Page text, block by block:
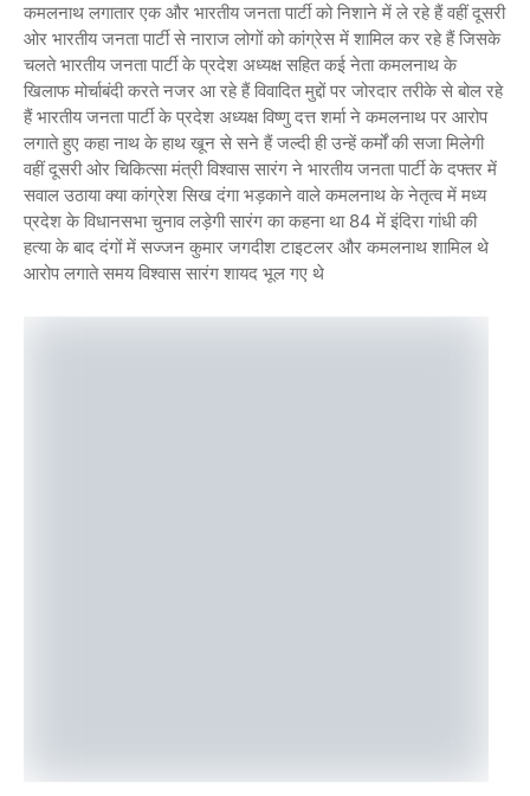
कमलनाथ लगातार एक और भारतीय जनता पार्टी को निशाने में ले रहे हैं वहीं दूसरी
ओर भारतीय जनता पार्टी से नाराज लोगों को कांग्रेस में शामिल कर रहे हैं जिसके
चलते भारतीय जनता पार्टी के प्रदेश अध्यक्ष सहित कई नेता कमलनाथ के
खिलाफ मोर्चाबंदी करते नजर आ रहे हैं विवादित मुद्दों पर जोरदार तरीके से बोल रहे
हैं भारतीय जनता पार्टी के प्रदेश अध्यक्ष विष्णु दत्त शर्मा ने कमलनाथ पर आरोप
लगाते हुए कहा नाथ के हाथ खून से सने हैं जल्दी ही उन्हें कर्मों की सजा मिलेगी
वहीं दूसरी ओर चिकित्सा मंत्री विश्वास सारंग ने भारतीय जनता पार्टी के दफ्तर में
सवाल उठाया क्या कांग्रेश सिख दंगा भड़काने वाले कमलनाथ के नेतृत्व में मध्य
प्रदेश के विधानसभा चुनाव लड़ेगी सारंग का कहना था 84 में इंदिरा गांधी की
हत्या के बाद दंगों में सज्जन कुमार जगदीश टाइटलर और कमलनाथ शामिल थे
आरोप लगाते समय विश्वास सारंग शायद भूल गए थे